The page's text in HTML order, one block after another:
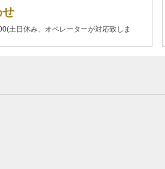
せ
土日休み、オペレーターが対応致しま